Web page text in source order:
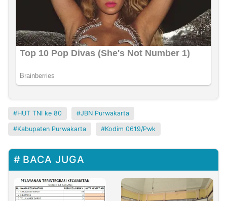
HUT TNI ke 80 JBN Purwakarta
Kabupaten Purwakarta Kodim 0619/Pwk
BACA JUGA